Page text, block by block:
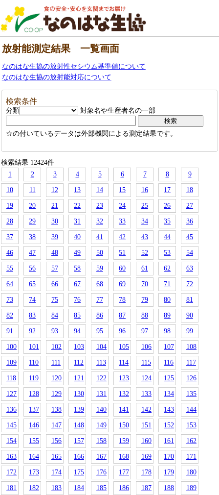
放射能測定結果 一覧画面
なのはな生協の放射性セシウム基準値について
なのはな生協の放射能対応について
検索条件
分類 対象名や生産者名の一部
☆の付いているデータは外部機関による測定結果です。
検索結果 12424件
1
2 3 4 5 6 7 8 9
10 11 12 13 14 15 16 17 18
19 20 21 22 23 24 25 26 27
28 29 30 31 32 33 34 35 36
37 38 39 40 41 42 43 44 45
46 47 48 49 50 51 52 53 54
55 56 57 58 59 60 61 62 63
64 65 66 67 68 69 70 71 72
73 74 75 76 77 78 79 80 81
82 83 84 85 86 87 88 89 90
91 92 93 94 95 96 97 98 99
100 101 102 103 104 105 106 107 108
109 110 111 112 113 114 115 116 117
118 119 120 121 122 123 124 125 126
127 128 129 130 131 132 133 134 135
136 137 138 139 140 141 142 143 144
145 146 147 148 149 150 151 152 153
154 155 156 157 158 159 160 161 162
163 164 165 166 167 168 169 170 171
172 173 174 175 176 177 178 179 180
181 182 183 184 185 186 187 188 189